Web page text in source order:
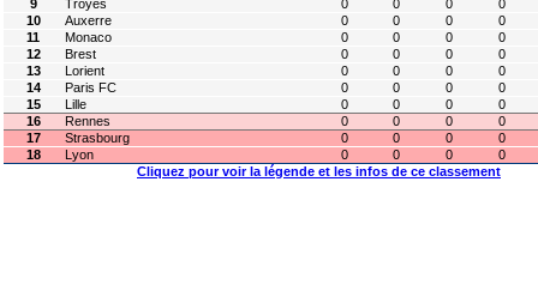
9
Troyes 0 0 0
0
10
Auxerre 0 0 0
0
11
Monaco 0 0 0
0
12
Brest 0 0 0
0
13
Lorient 0 0 0
0
14
Paris FC 0 0 0
0
15
Lille 0 0 0
0
16
Rennes 0 0 0
0
17
Strasbourg 0 0 0
0
18
Lyon 0 0 0
0
Cliquez pour voir la légende et les infos de ce classement